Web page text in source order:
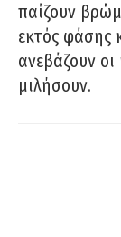
παίζουν
εκτός φάσης
ανεβάζουν
μιλήσουν.